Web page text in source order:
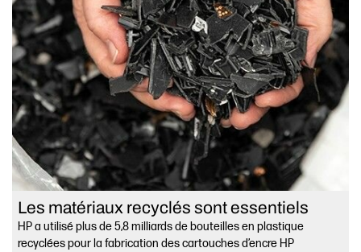
Les matériaux recyclés sont essentiels
HP a utilisé plus de 5,8 milliards de bouteilles en plastique
recyclées pour la fabrication des cartouches d’encre HP